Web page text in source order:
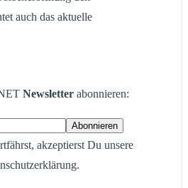
auch das aktuelle
Newsletter abonnieren:
akzeptierst Du unsere